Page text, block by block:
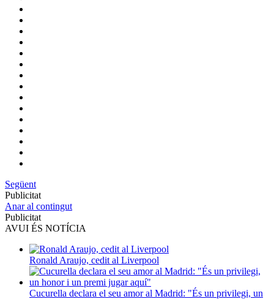
Següent
Publicitat
Anar al contingut
Publicitat
AVUI ÉS NOTÍCIA
Ronald Araujo, cedit al Liverpool
Cucurella declara el seu amor al Madrid: "És un privilegi, un